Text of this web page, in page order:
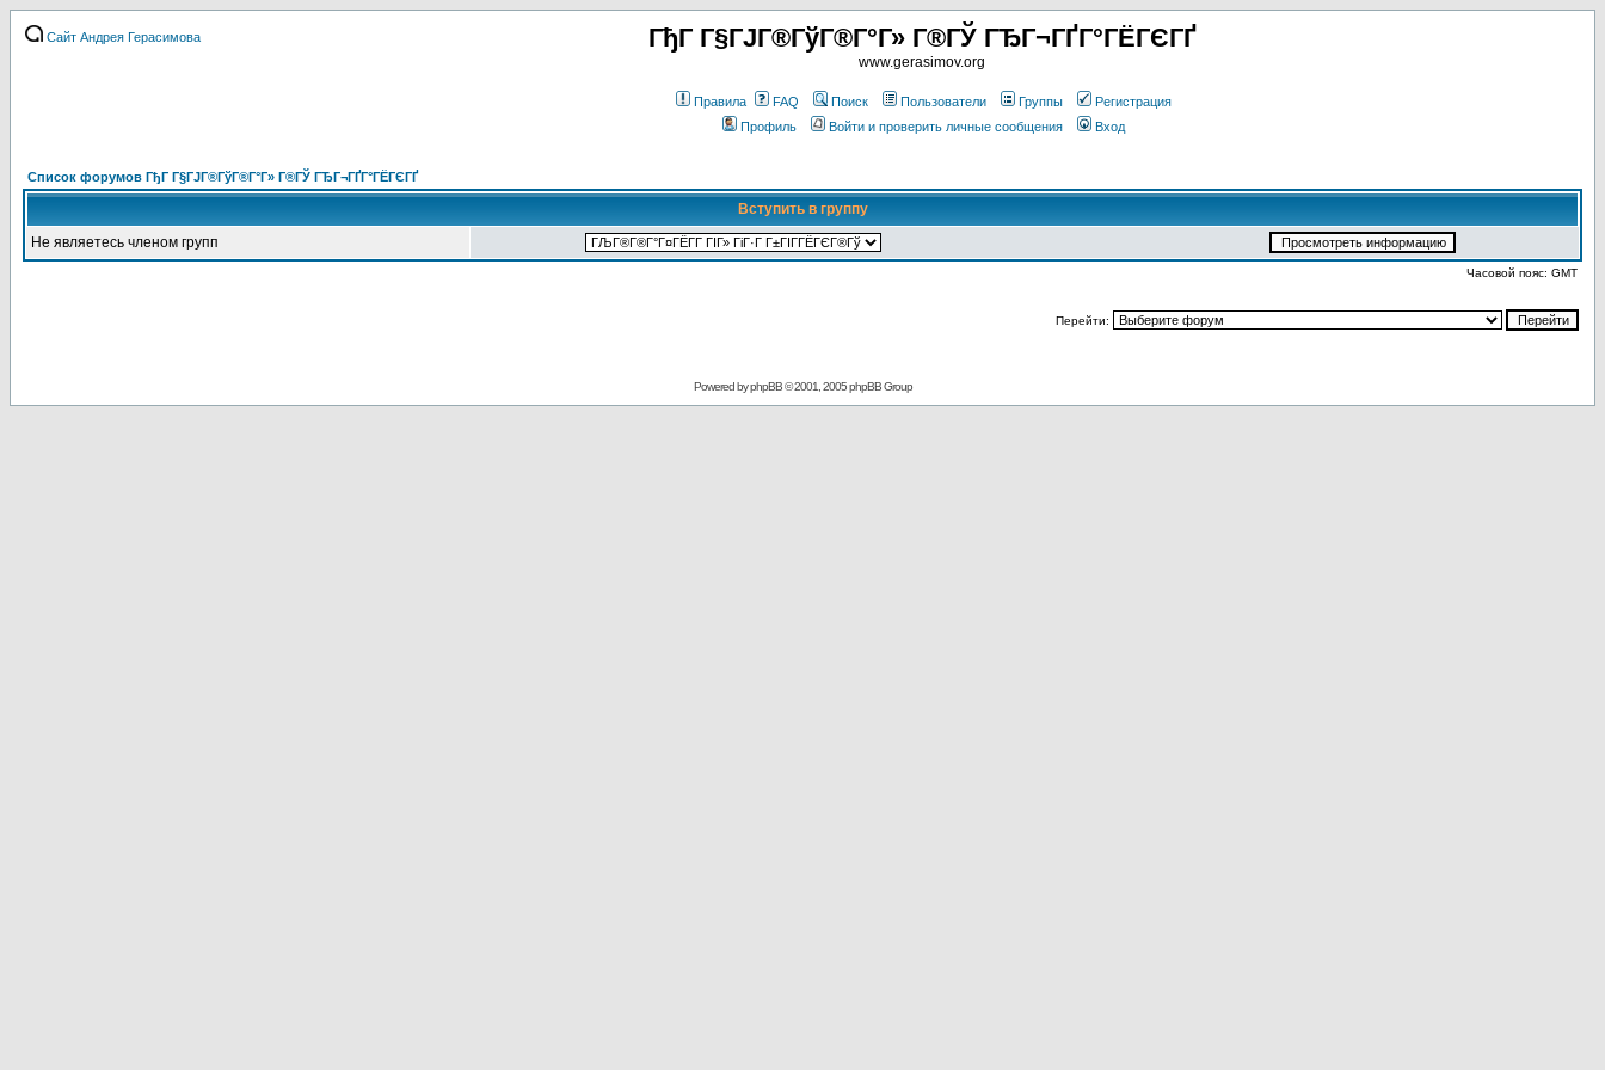
Сайт Андрея Герасимова ГђГ Г§ГЈГ®ГўГ®Г°Г» Г®ГЎ ГЂГ¬ГҐГ°ГЁГЄГҐ
www.gerasimov.org
Правила FAQ Поиск Пользователи Группы
Регистрация
Профиль
Войти и проверить личные сообщения Вход
Список форумов ГђГ Г§ГЈГ®ГўГ®Г°Г» Г®ГЎ ГЂГ¬ГҐГ°ГЁГЄГҐ
Вступить в группу
Не являетесь членом групп
Часовой пояс: GMT
Перейти:
Powered byphpBB© 2001, 2005 phpBB Group